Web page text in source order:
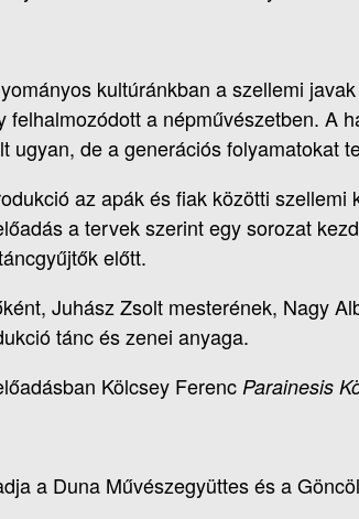
kultúránkban a szellemi
felhalmozódott a népművészetben. A
ugyan, de a generációs folyamatokat
az apák és fiak közötti
a tervek szerint egy sorozat
előtt.
Juhász Zsolt mesterének, Nagy
tánc és zenei anyaga.
Kölcsey Ferenc Parainesis
a Duna Művészegyüttes és a